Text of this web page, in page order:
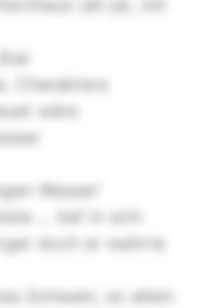
(ah ja), mir
Charaktere
wäre
Wasser'
... tief in sich
doch er wehrte
Schwein, so allein